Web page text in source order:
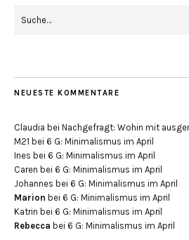
NEUESTE KOMMENTARE
Claudia bei Nachgefragt: Wohin mit
M21 bei 6 G: Minimalismus im April
Ines bei 6 G: Minimalismus im April
Caren bei 6 G: Minimalismus im April
Johannes bei 6 G: Minimalismus im April
Marion bei 6 G: Minimalismus im April
Katrin bei 6 G: Minimalismus im April
Rebecca bei 6 G: Minimalismus im April